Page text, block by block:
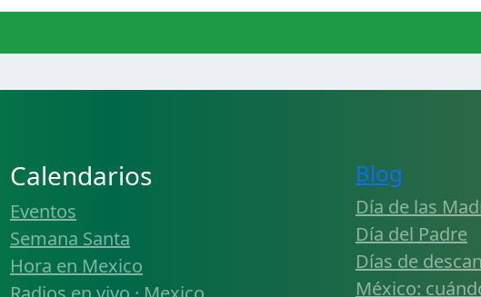
Calendarios
Eventos
Semana Santa
Hora en Mexico
Blog
Día de las
Día del Padre
Días de
México: